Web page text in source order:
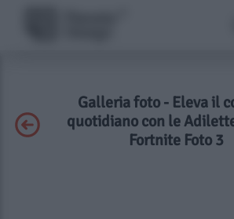
Galleria foto - Eleva il
quotidiano con le
Fortnite Foto 3